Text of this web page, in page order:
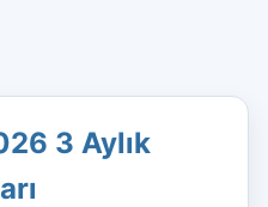
3 Aylık